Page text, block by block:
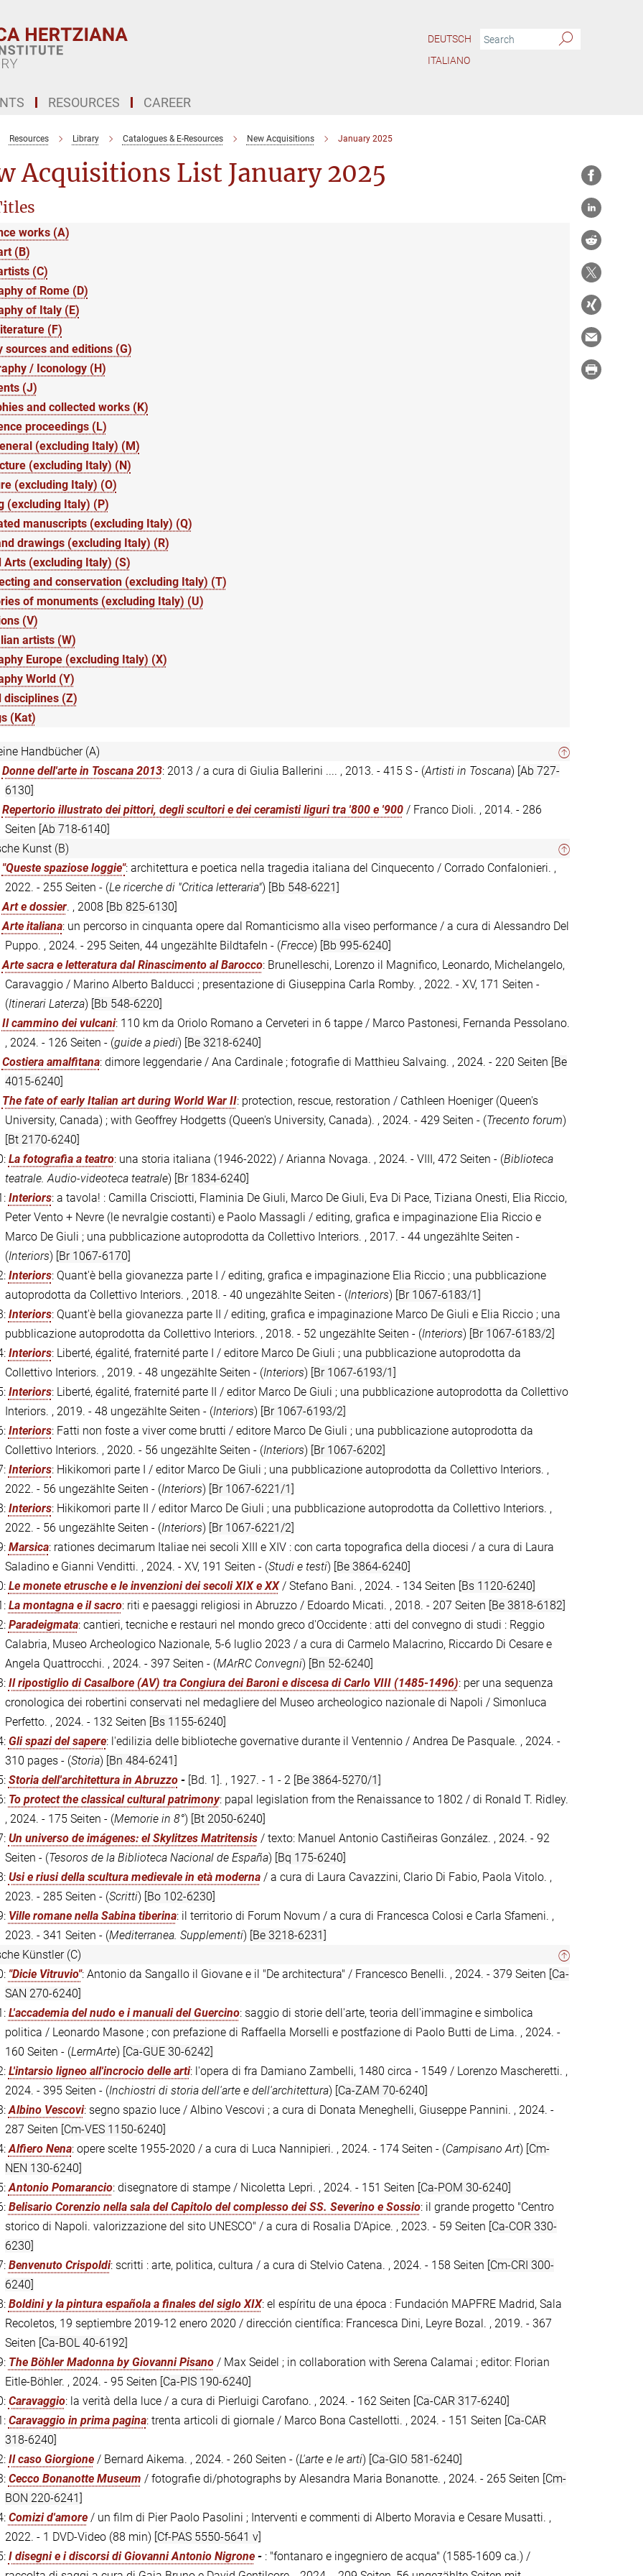
DEUTSCH
ITALIANO
RESOURCES CAREER
Resources Library Catalogues & E-Resources New Acquisitions January 2025
Acquisitions List January 2025
works (A)
(B)
(C)
of Rome (D)
of Italy (E)
(F)
sources and editions (G)
/ Iconology (H)
(J)
and collected works (K)
proceedings (L)
(excluding Italy) (M)
(excluding Italy) (N)
(excluding Italy) (O)
(excluding Italy) (P)
manuscripts (excluding Italy) (Q)
drawings (excluding Italy) (R)
Arts (excluding Italy) (S)
and conservation (excluding Italy) (T)
of monuments (excluding Italy) (U)
(V)
artists (W)
Europe (excluding Italy) (X)
World (Y)
disciplines (Z)
(Kat)
Handbücher (A)
Donne dell'arte in Toscana 2013: 2013 / a cura di Giulia Ballerini .... , 2013. - 415 S - (Artisti in Toscana) [Ab 727-
6130]
Repertorio illustrato dei pittori, degli scultori e dei ceramisti liguri tra '800 e '900/ Franco Dioli. , 2014. - 286
Seiten [Ab 718-6140]
Kunst (B)
"Queste spaziose loggie": architettura e poetica nella tragedia italiana del Cinquecento / Corrado Confalonieri. ,
2022. - 255 Seiten - (Le ricerche di "Critica letteraria") [Bb 548-6221]
Art e dossier. , 2008 [Bb 825-6130]
Arte italiana: un percorso in cinquanta opere dal Romanticismo alla viseo performance / a cura di Alessandro Del
Puppo. , 2024. - 295 Seiten, 44 ungezählte Bildtafeln - (Frecce) [Bb 995-6240]
Arte sacra e letteratura dal Rinascimento al Barocco: Brunelleschi, Lorenzo il Magnifico, Leonardo, Michelangelo,
Caravaggio / Marino Alberto Balducci ; presentazione di Giuseppina Carla Romby. , 2022. - XV, 171 Seiten -
(Itinerari Laterza) [Bb 548-6220]
Il cammino dei vulcani: 110 km da Oriolo Romano a Cerveteri in 6 tappe / Marco Pastonesi, Fernanda Pessolano.
, 2024. - 126 Seiten - (guide a piedi) [Be 3218-6240]
Costiera amalfitana: dimore leggendarie / Ana Cardinale ; fotografie di Matthieu Salvaing. , 2024. - 220 Seiten [Be
4015-6240]
The fate of early Italian art during World War II: protection, rescue, restoration / Cathleen Hoeniger (Queen's
University, Canada) ; with Geoffrey Hodgetts (Queen's University, Canada). , 2024. - 429 Seiten - (Trecento forum)
[Bt 2170-6240]
La fotografia a teatro: una storia italiana (1946-2022) / Arianna Novaga. , 2024. - VIII, 472 Seiten - (Biblioteca
teatrale. Audio-videoteca teatrale) [Br 1834-6240]
Interiors: a tavola! : Camilla Crisciotti, Flaminia De Giuli, Marco De Giuli, Eva Di Pace, Tiziana Onesti, Elia Riccio,
Peter Vento + Nevre (le nevralgie costanti) e Paolo Massagli / editing, grafica e impaginazione Elia Riccio e
Marco De Giuli ; una pubblicazione autoprodotta da Collettivo Interiors. , 2017. - 44 ungezählte Seiten -
(Interiors) [Br 1067-6170]
Interiors: Quant'è bella giovanezza parte I / editing, grafica e impaginazione Elia Riccio ; una pubblicazione
autoprodotta da Collettivo Interiors. , 2018. - 40 ungezählte Seiten - (Interiors) [Br 1067-6183/1]
Interiors: Quant'è bella giovanezza parte II / editing, grafica e impaginazione Marco De Giuli e Elia Riccio ; una
pubblicazione autoprodotta da Collettivo Interiors. , 2018. - 52 ungezählte Seiten - (Interiors) [Br 1067-6183/2]
Interiors: Liberté, égalité, fraternité parte I / editore Marco De Giuli ; una pubblicazione autoprodotta da
Collettivo Interiors. , 2019. - 48 ungezählte Seiten - (Interiors) [Br 1067-6193/1]
Interiors: Liberté, égalité, fraternité parte II / editor Marco De Giuli ; una pubblicazione autoprodotta da Collettivo
Interiors. , 2019. - 48 ungezählte Seiten - (Interiors) [Br 1067-6193/2]
Interiors: Fatti non foste a viver come brutti / editore Marco De Giuli ; una pubblicazione autoprodotta da
Collettivo Interiors. , 2020. - 56 ungezählte Seiten - (Interiors) [Br 1067-6202]
Interiors: Hikikomori parte I / editor Marco De Giuli ; una pubblicazione autoprodotta da Collettivo Interiors. ,
2022. - 56 ungezählte Seiten - (Interiors) [Br 1067-6221/1]
Interiors: Hikikomori parte II / editor Marco De Giuli ; una pubblicazione autoprodotta da Collettivo Interiors. ,
2022. - 56 ungezählte Seiten - (Interiors) [Br 1067-6221/2]
Marsica: rationes decimarum Italiae nei secoli XIII e XIV : con carta topografica della diocesi / a cura di Laura
Saladino e Gianni Venditti. , 2024. - XV, 191 Seiten - (Studi e testi) [Be 3864-6240]
Le monete etrusche e le invenzioni dei secoli XIX e XX/ Stefano Bani. , 2024. - 134 Seiten [Bs 1120-6240]
La montagna e il sacro: riti e paesaggi religiosi in Abruzzo / Edoardo Micati. , 2018. - 207 Seiten [Be 3818-6182]
Paradeigmata: cantieri, tecniche e restauri nel mondo greco d'Occidente : atti del convegno di studi : Reggio
Calabria, Museo Archeologico Nazionale, 5-6 luglio 2023 / a cura di Carmelo Malacrino, Riccardo Di Cesare e
Angela Quattrocchi. , 2024. - 397 Seiten - (MArRC Convegni) [Bn 52-6240]
Il ripostiglio di Casalbore (AV) tra Congiura dei Baroni e discesa di Carlo VIII (1485-1496): per una sequenza
cronologica dei robertini conservati nel medagliere del Museo archeologico nazionale di Napoli / Simonluca
Perfetto. , 2024. - 132 Seiten [Bs 1155-6240]
Gli spazi del sapere: l'edilizia delle biblioteche governative durante il Ventennio / Andrea De Pasquale. , 2024. -
310 pages - (Storia) [Bn 484-6241]
Storia dell'architettura in Abruzzo- [Bd. 1]. , 1927. - 1 - 2 [Be 3864-5270/1]
To protect the classical cultural patrimony: papal legislation from the Renaissance to 1802 / di Ronald T. Ridley.
, 2024. - 175 Seiten - (Memorie in 8°) [Bt 2050-6240]
Un universo de imágenes: el Skylitzes Matritensis/ texto: Manuel Antonio Castiñeiras González. , 2024. - 92
Seiten - (Tesoros de la Biblioteca Nacional de España) [Bq 175-6240]
Usi e riusi della scultura medievale in età moderna/ a cura di Laura Cavazzini, Clario Di Fabio, Paola Vitolo. ,
2023. - 285 Seiten - (Scritti) [Bo 102-6230]
Ville romane nella Sabina tiberina: il territorio di Forum Novum / a cura di Francesca Colosi e Carla Sfameni. ,
2023. - 341 Seiten - (Mediterranea. Supplementi) [Be 3218-6231]
Künstler (C)
"Dicie Vitruvio": Antonio da Sangallo il Giovane e il "De architectura" / Francesco Benelli. , 2024. - 379 Seiten [Ca-
SAN 270-6240]
L'accademia del nudo e i manuali del Guercino: saggio di storie dell'arte, teoria dell'immagine e simbolica
politica / Leonardo Masone ; con prefazione di Raffaella Morselli e postfazione di Paolo Butti de Lima. , 2024. -
160 Seiten - (LermArte) [Ca-GUE 30-6242]
L'intarsio ligneo all'incrocio delle arti: l'opera di fra Damiano Zambelli, 1480 circa - 1549 / Lorenzo Mascheretti. ,
2024. - 395 Seiten - (Inchiostri di storia dell'arte e dell'architettura) [Ca-ZAM 70-6240]
Albino Vescovi: segno spazio luce / Albino Vescovi ; a cura di Donata Meneghelli, Giuseppe Pannini. , 2024. -
287 Seiten [Cm-VES 1150-6240]
Alfiero Nena: opere scelte 1955-2020 / a cura di Luca Nannipieri. , 2024. - 174 Seiten - (Campisano Art) [Cm-
NEN 130-6240]
Antonio Pomarancio: disegnatore di stampe / Nicoletta Lepri. , 2024. - 151 Seiten [Ca-POM 30-6240]
Belisario Corenzio nella sala del Capitolo del complesso dei SS. Severino e Sossio: il grande progetto "Centro
storico di Napoli. valorizzazione del sito UNESCO" / a cura di Rosalia D'Apice. , 2023. - 59 Seiten [Ca-COR 330-
6230]
Benvenuto Crispoldi: scritti : arte, politica, cultura / a cura di Stelvio Catena. , 2024. - 158 Seiten [Cm-CRI 300-
6240]
Boldini y la pintura española a finales del siglo XIX: el espíritu de una época : Fundación MAPFRE Madrid, Sala
Recoletos, 19 septiembre 2019-12 enero 2020 / dirección científica: Francesca Dini, Leyre Bozal. , 2019. - 367
Seiten [Ca-BOL 40-6192]
The Böhler Madonna by Giovanni Pisano/ Max Seidel ; in collaboration with Serena Calamai ; editor: Florian
Eitle-Böhler. , 2024. - 95 Seiten [Ca-PIS 190-6240]
Caravaggio: la verità della luce / a cura di Pierluigi Carofano. , 2024. - 162 Seiten [Ca-CAR 317-6240]
Caravaggio in prima pagina: trenta articoli di giornale / Marco Bona Castellotti. , 2024. - 151 Seiten [Ca-CAR
318-6240]
Il caso Giorgione/ Bernard Aikema. , 2024. - 260 Seiten - (L'arte e le arti) [Ca-GIO 581-6240]
Cecco Bonanotte Museum / fotografie di/photographs by Alesandra Maria Bonanotte. , 2024. - 265 Seiten [Cm-
BON 220-6241]
Comizi d'amore/ un film di Pier Paolo Pasolini ; Interventi e commenti di Alberto Moravia e Cesare Musatti. ,
2022. - 1 DVD-Video (88 min) [Cf-PAS 5550-5641 v]
I disegni e i discorsi di Giovanni Antonio Nigrone- : "fontanaro e ingegniero de acqua" (1585-1609 ca.) /